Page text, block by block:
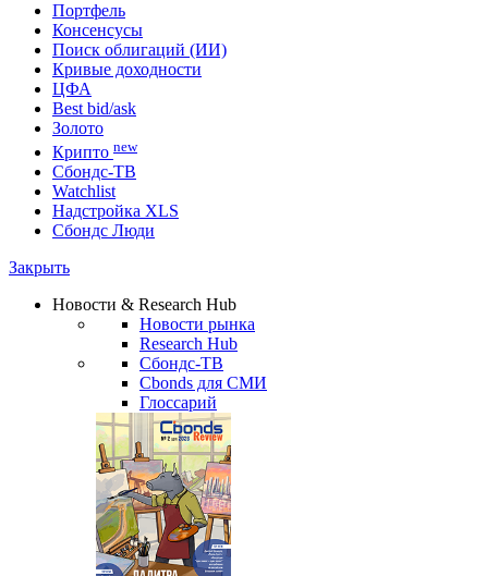
Портфель
Консенсусы
Поиск облигаций (ИИ)
Кривые доходности
ЦФА
Best bid/ask
Золото
Крипто new
Сбондс-ТВ
Watchlist
Надстройка XLS
Сбондс Люди
Закрыть
Новости & Research Hub
Новости рынка
Research Hub
Сбондс-ТВ
Cbonds для СМИ
Глоссарий